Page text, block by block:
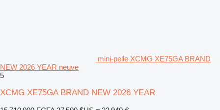
mini-pelle XCMG XE75GA BRAND
NEW 2026 YEAR neuve
5
XCMG XE75GA BRAND NEW 2026 YEAR